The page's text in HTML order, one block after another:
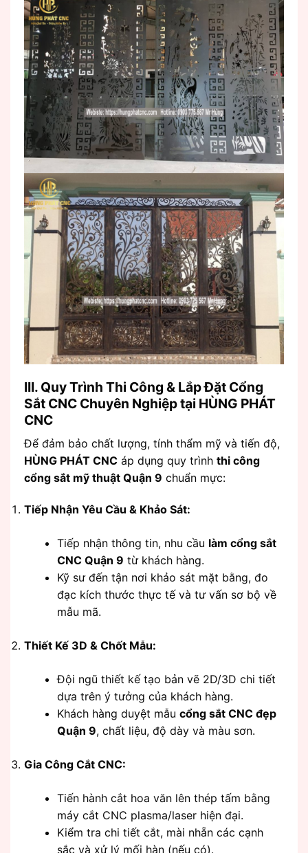
III. Quy Trình Thi Công & Lắp Đặt Cổng
Sắt CNC Chuyên Nghiệp tại HÙNG PHÁT
CNC
Để đảm bảo chất lượng, tính thẩm mỹ và tiến độ,
HÙNG PHÁT CNC áp dụng quy trình thi công
cổng sắt mỹ thuật Quận 9 chuẩn mực:
Tiếp Nhận Yêu Cầu & Khảo Sát:
Tiếp nhận thông tin, nhu cầu làm cổng sắt
CNC Quận 9 từ khách hàng.
Kỹ sư đến tận nơi khảo sát mặt bằng, đo
đạc kích thước thực tế và tư vấn sơ bộ về
mẫu mã.
Thiết Kế 3D & Chốt Mẫu:
Đội ngũ thiết kế tạo bản vẽ 2D/3D chi tiết
dựa trên ý tưởng của khách hàng.
Khách hàng duyệt mẫu cổng sắt CNC đẹp
Quận 9, chất liệu, độ dày và màu sơn.
Gia Công Cắt CNC:
Tiến hành cắt hoa văn lên thép tấm bằng
máy cắt CNC plasma/laser hiện đại.
Kiểm tra chi tiết cắt, mài nhẵn các cạnh
sắc và xử lý mối hàn (nếu có).